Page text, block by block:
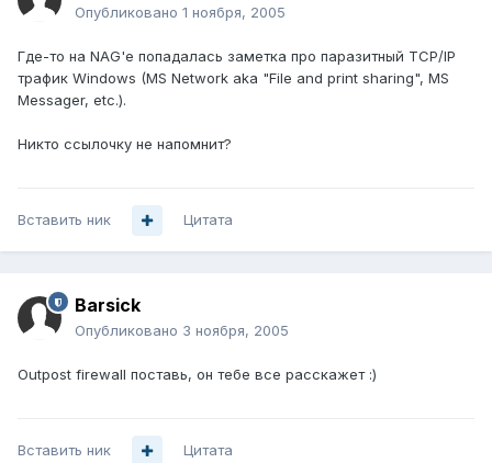
Опубликовано 1 ноября, 2005
Где-то на NAG'е попадалась заметка про паразитный TCP/IP
трафик Windows (MS Network aka "File and print sharing", MS
Messager, etc.).
Никто ссылочку не напомнит?
Вставить ник Цитата
Barsick
Опубликовано 3 ноября, 2005
Outpost firewall поставь, он тебе все расскажет :)
Вставить ник Цитата